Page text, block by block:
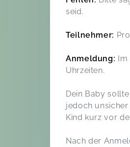
seid.
Teilnehmer:
Anmeldung: Im
Uhrzeiten.
Dein Baby
jedoch
Kind kurz vor
Nach der